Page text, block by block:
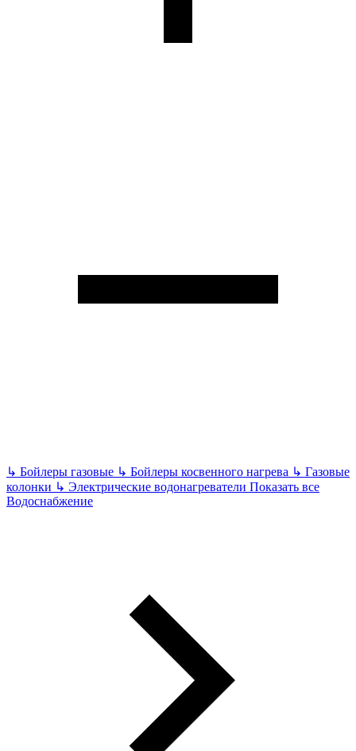
↳ Бойлеры газовые ↳ Бойлеры косвенного нагрева ↳ Газовые
колонки ↳ Электрические водонагреватели Показать все
Водоснабжение